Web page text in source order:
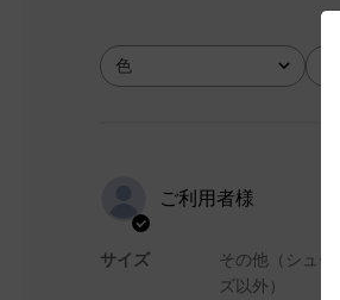
色全て
ご利用者様
サイズ
その他（シュー
ズ以外）